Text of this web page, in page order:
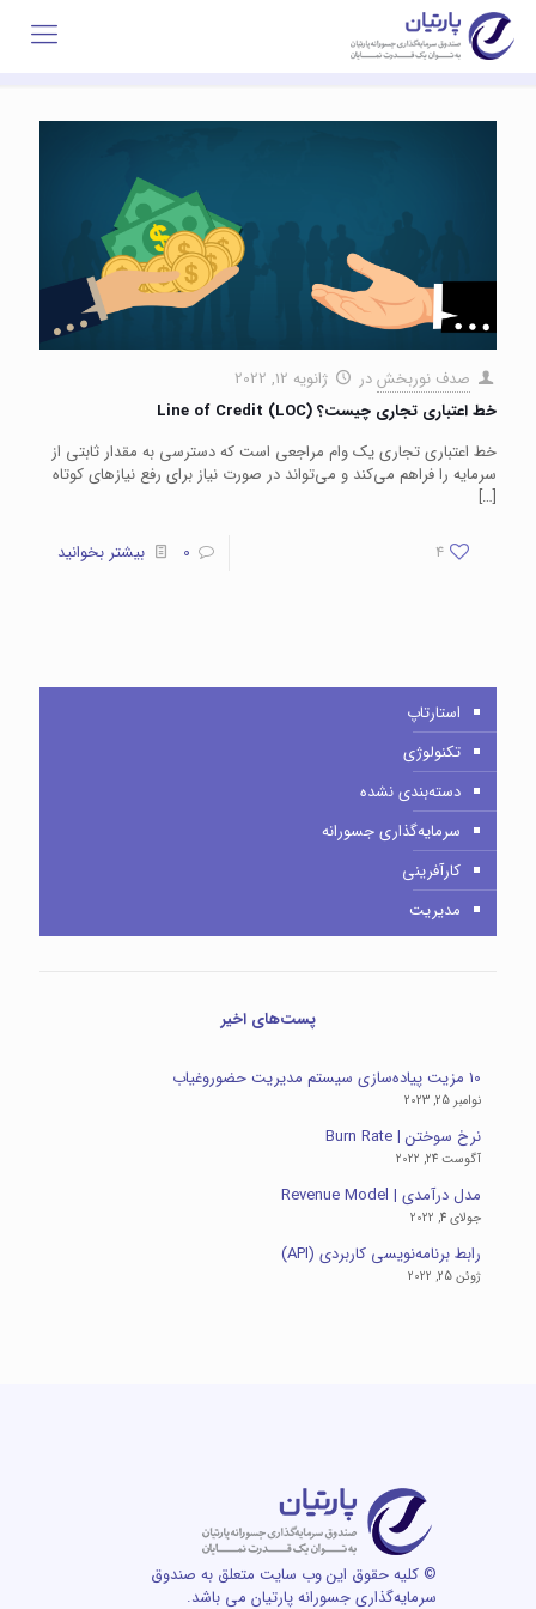
صدف نوربخشدر
ژانویه 12, 2022
خط اعتباری تجاری چیست؟ Line of Credit (LOC)
خط اعتباری تجاری یک وام مراجعی است که دسترسی به مقدار ثابتی از
سرمایه را فراهم می‌کند و می‌تواند در صورت نیاز برای رفع نیازهای کوتاه
[…]
4
0 بیشتر بخوانید
استارتاپ
تکنولوژی
دسته‌بندی نشده
سرمایه‌گذاری جسورانه
کارآفرینی
مدیریت
پست‌های اخیر
10 مزیت پیاده‌سازی سیستم مدیریت حضوروغیاب
نوامبر 25, 2023
نرخ سوختن | Burn Rate
آگوست 24, 2022
مدل درآمدی | Revenue Model
جولای 4, 2022
رابط برنامه‌نویسی کاربردی (API)
ژوئن 25, 2022
© کلیه حقوق این وب سایت متعلق به صندوق
سرمایه‌گذاری جسورانه پارتیان می باشد.